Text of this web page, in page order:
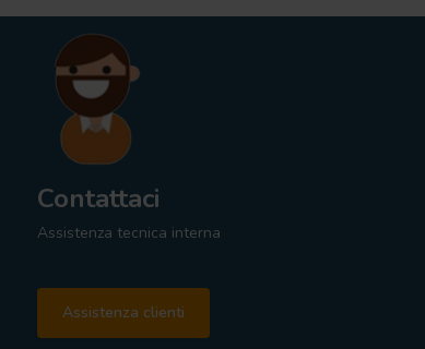
Contattaci
Assistenza tecnica interna
Assistenza clienti